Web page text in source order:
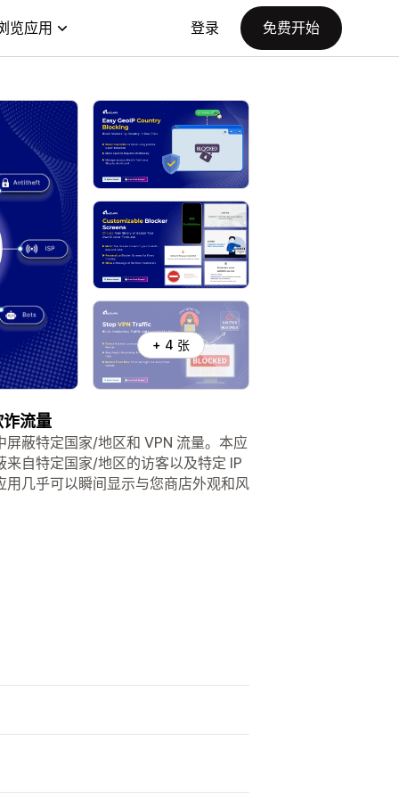
览应用 登录 免费开始
+ 4 张
流量
蔽特定国家/地区和 VPN 流量。本应
自特定国家/地区的访客以及特定 IP
几乎可以瞬间显示与您商店外观和风